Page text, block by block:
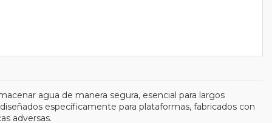
agua de manera segura, esencial para largos
específicamente para plataformas, fabricados con
adversas.